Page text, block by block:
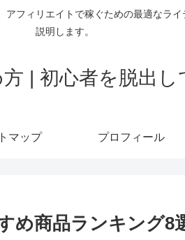
フィリエイトで稼ぐための最適なラ
説明します。
| 初心者を脱出
マップ プロフィール
め商品ランキング8